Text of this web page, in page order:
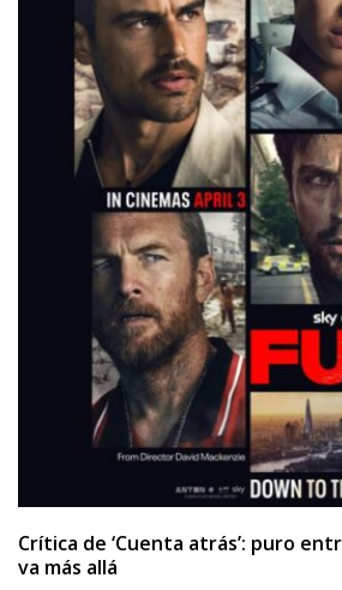
Crítica de ‘Cuenta atrás’: puro
va más allá